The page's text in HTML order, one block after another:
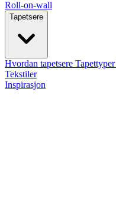
Roll-on-wall
Tapetsere
Hvordan tapetsere Tapettyper
Tekstiler
Inspirasjon